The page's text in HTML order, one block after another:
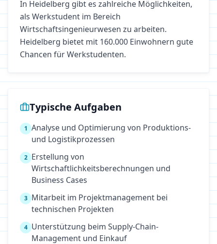
In Heidelberg gibt es zahlreiche Möglichkeiten,
als Werkstudent im Bereich
Wirtschaftsingenieurwesen zu arbeiten.
Heidelberg bietet mit 160.000 Einwohnern gute
Chancen für Werkstudenten.
Typische Aufgaben
1 Analyse und Optimierung von Produktions-
und Logistikprozessen
2 Erstellung von
Wirtschaftlichkeitsberechnungen und
Business Cases
3 Mitarbeit im Projektmanagement bei
technischen Projekten
4 Unterstützung beim Supply-Chain-
Management und Einkauf